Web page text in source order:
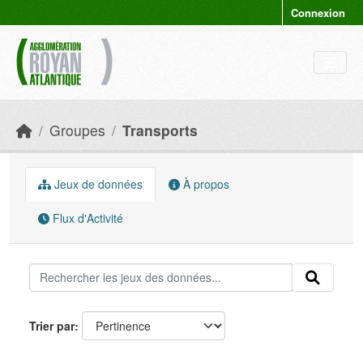
Connexion
Groupes Transports
Jeux de données À propos
Flux d'Activité
Trier par